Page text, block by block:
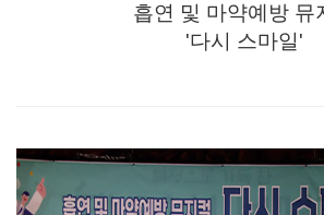
흡연 및 마약예방 뮤
'다시 스마일'